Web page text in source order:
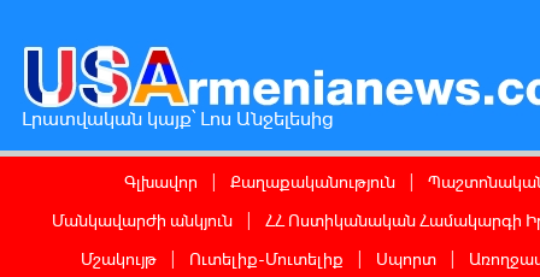
Լրատվական կայք՝ Լոս Անջելեսից
Գլխավոր Քաղաքականություն
Մանկավարժի անկյուն
ՀՀ Ոստիկանական Համակարգի
Մշակույթ
Ուտելիք-Մուտելիք Սպորտ